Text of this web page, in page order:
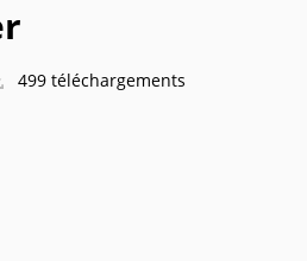
499 téléchargements